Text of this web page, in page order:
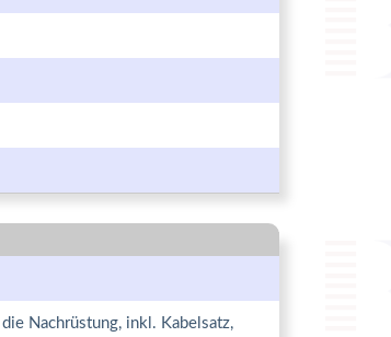
Nachrüstung, inkl. Kabelsatz,